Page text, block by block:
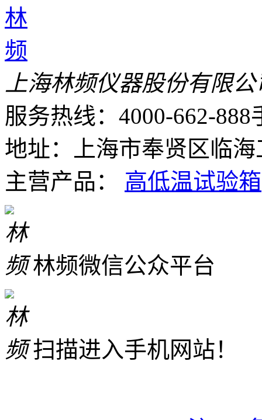
上海林频仪器股份有限公
服务热线：4000-662-888
地址：上海市奉贤区临
主营产品： 高低温试验箱
林频微信公众平台
扫描进入手机网站！